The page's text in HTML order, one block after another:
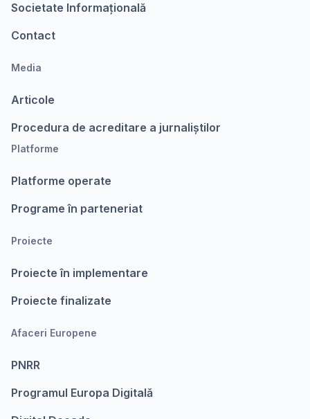
Societate Informațională
Contact
Media
Articole
Procedura de acreditare a jurnaliștilor
Platforme
Platforme operate
Programe în parteneriat
Proiecte
Proiecte în implementare
Proiecte finalizate
Afaceri Europene
PNRR
Programul Europa Digitalǎ